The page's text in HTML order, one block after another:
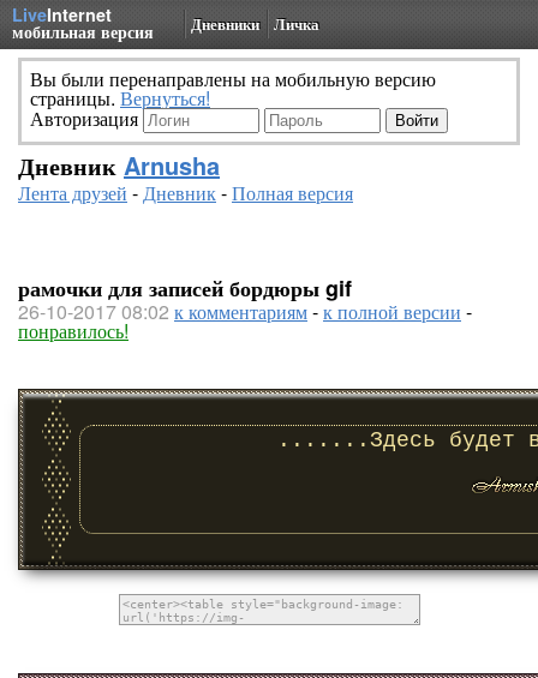
LiveInternet
мобильная версия Дневники Личка
Вы были перенаправлены на мобильную версию
страницы. Вернуться!
Авторизация
Дневник Arnusha
Лента друзей -Дневник-Полная версия
рамочки для записей бордюры gif
26-10-2017 08:02 к комментариям-к полной версии -
понравилось!
.......Здесь будет